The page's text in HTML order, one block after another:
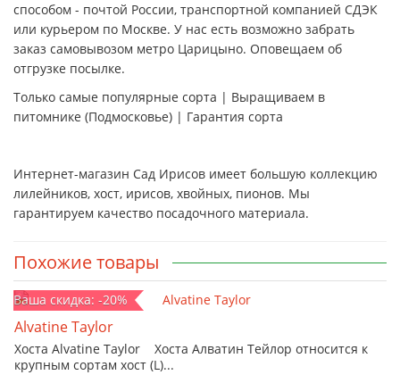
способом - почтой России, транспортной компанией СДЭК
или курьером по Москве. У нас есть возможно забрать
заказ самовывозом метро Царицыно. Оповещаем об
отгрузке посылке.
Только самые популярные сорта | Выращиваем в
питомнике (Подмосковье) | Гарантия сорта
Интернет-магазин Сад Ирисов имеет большую коллекцию
лилейников, хост, ирисов, хвойных, пионов. Мы
гарантируем качество посадочного материала.
Похожие товары
Ваша скидка: -20%
Alvatine Taylor
Хоста Alvatine Taylor Хоста Алватин Тейлор относится к
крупным сортам хост (L)...